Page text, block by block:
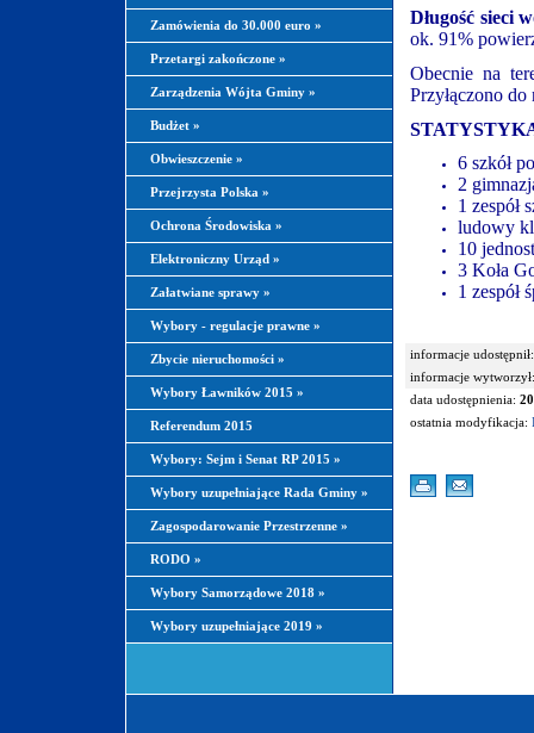
Zamówienia do 30.000 euro »
Przetargi zakończone »
Zarządzenia Wójta Gminy »
Budżet »
Obwieszczenie »
Przejrzysta Polska »
Ochrona Środowiska »
Elektroniczny Urząd »
Załatwiane sprawy »
Wybory - regulacje prawne »
Zbycie nieruchomości »
Wybory Ławników 2015 »
Referendum 2015
Wybory: Sejm i Senat RP 2015 »
Wybory uzupełniające Rada Gminy »
Zagospodarowanie Przestrzenne »
RODO »
Wybory Samorządowe 2018 »
Wybory uzupełniające 2019 »
Długość sieci
ok. 91%
Obecnie na
Przyłączono
6 szkół
2
1 zespół
ludowy
10
3 Koła
1
informacje udostępnił:
informacje wytworzył:
data udostępnienia:
ostatnia modyfikacja: